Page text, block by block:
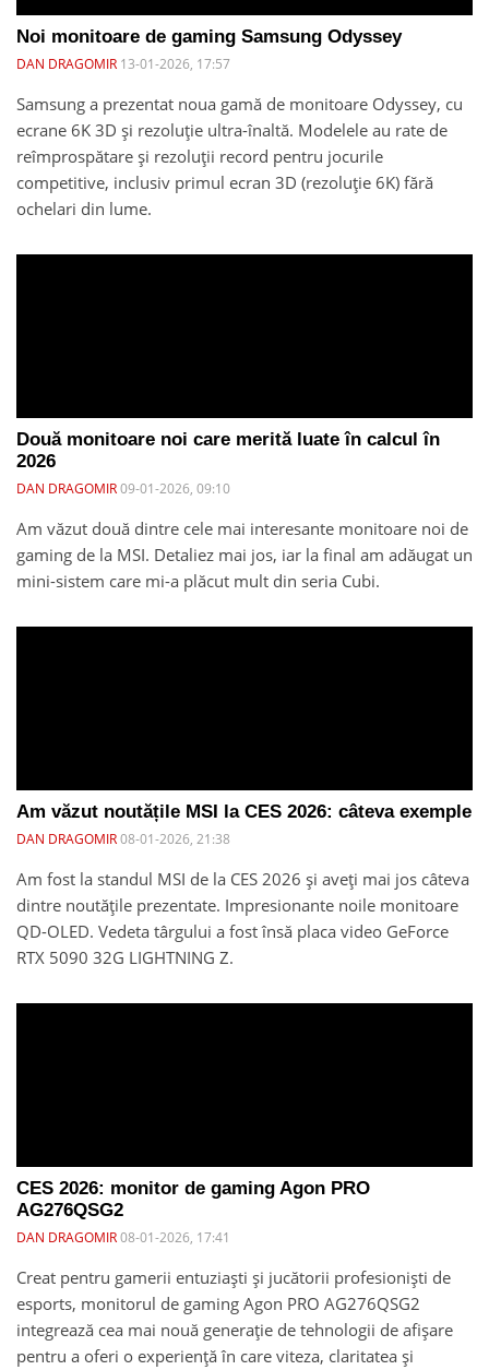
Noi monitoare de gaming Samsung Odyssey
DAN DRAGOMIR 13-01-2026, 17:57
Samsung a prezentat noua gamă de monitoare Odyssey, cu
ecrane 6K 3D și rezoluție ultra-înaltă. Modelele au rate de
reîmprospătare și rezoluții record pentru jocurile
competitive, inclusiv primul ecran 3D (rezoluție 6K) fără
ochelari din lume.
Două monitoare noi care merită luate în calcul în
2026
DAN DRAGOMIR09-01-2026, 09:10
Am văzut două dintre cele mai interesante monitoare noi de
gaming de la MSI. Detaliez mai jos, iar la final am adăugat un
mini-sistem care mi-a plăcut mult din seria Cubi.
Am văzut noutățile MSI la CES 2026: câteva exemple
DAN DRAGOMIR08-01-2026, 21:38
Am fost la standul MSI de la CES 2026 și aveți mai jos câteva
dintre noutățile prezentate. Impresionante noile monitoare
QD-OLED. Vedeta târgului a fost însă placa video GeForce
RTX 5090 32G LIGHTNING Z.
CES 2026: monitor de gaming Agon PRO
AG276QSG2
DAN DRAGOMIR08-01-2026, 17:41
Creat pentru gamerii entuziaști și jucătorii profesioniști de
esports, monitorul de gaming Agon PRO AG276QSG2
integrează cea mai nouă generație de tehnologii de afișare
pentru a oferi o experiență în care viteza, claritatea și